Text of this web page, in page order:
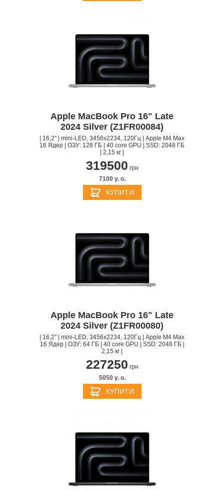
Apple MacBook Pro 16" Late
2024 Silver (Z1FR00084)
| 16,2" | mini-LED, 3456x2234, 120Гц | Apple M4 Max
16 Ядер | ОЗУ: 128 ГБ | 40 core GPU | SSD: 2048 ГБ
| 2,15 кг |
319500 грн
7100 y. о.
КУПИТИ
Apple MacBook Pro 16" Late
2024 Silver (Z1FR00080)
| 16,2" | mini-LED, 3456x2234, 120Гц | Apple M4 Max
16 Ядер | ОЗУ: 64 ГБ | 40 core GPU | SSD: 2048 ГБ |
2,15 кг |
227250 грн
5050 y. о.
КУПИТИ